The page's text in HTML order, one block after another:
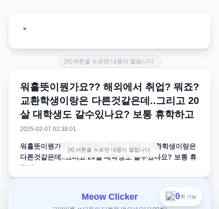
[X] 버튼을 누르면 내용이 열립니다.
워홀뜻이뭔가요?? 해외에서 취업? 뭐죠?
교환학생이랑은 다른것같은데..그리고 20
살 대학생도 갈수있나요? 보통 휴학하고
2025-02-07 02:38:01
워홀뜻이뭔가요?? 해외에서 취업? 뭐죠? 교환학생이랑은
다른것같은데..그리고 20살 대학생도 갈수있나요? 보통 휴
학하고
고 20살 대학생도 갈수있나요? 보통 휴학하고 가나요?? 자
[X] 버튼을 누르면 내용이 열립니다.
0회 가능
Meow Clicker